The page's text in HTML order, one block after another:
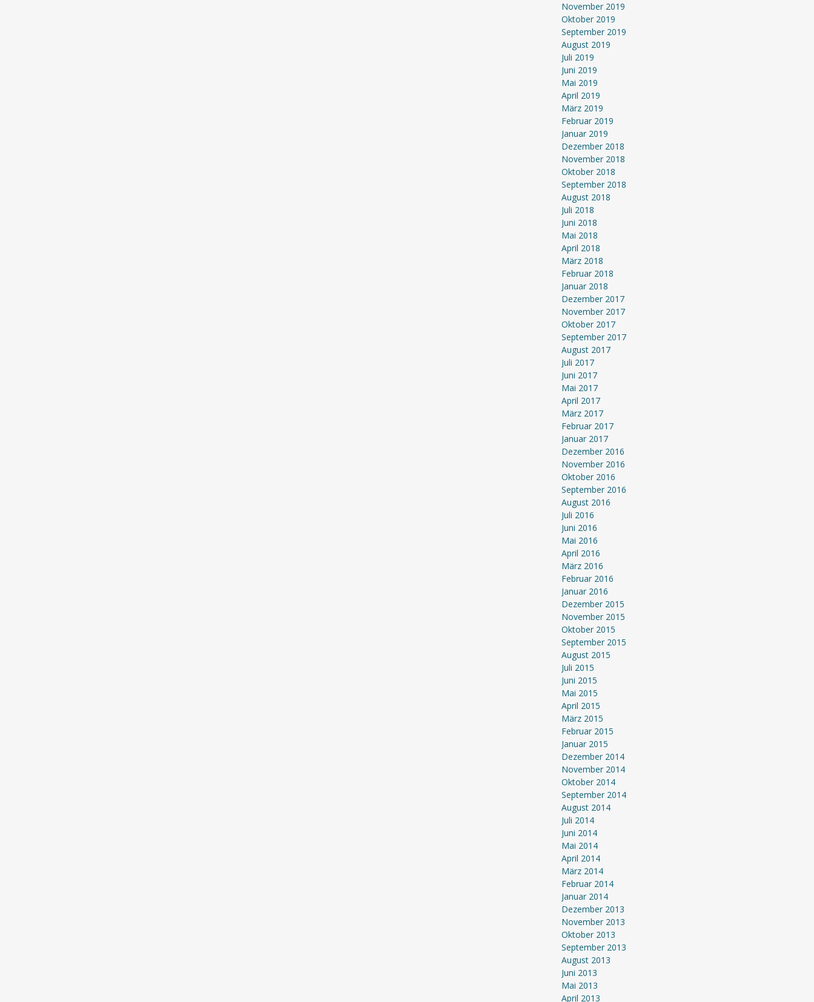
November 2019
Oktober 2019
September 2019
August 2019
Juli 2019
Juni 2019
Mai 2019
April 2019
März 2019
Februar 2019
Januar 2019
Dezember 2018
November 2018
Oktober 2018
September 2018
August 2018
Juli 2018
Juni 2018
Mai 2018
April 2018
März 2018
Februar 2018
Januar 2018
Dezember 2017
November 2017
Oktober 2017
September 2017
August 2017
Juli 2017
Juni 2017
Mai 2017
April 2017
März 2017
Februar 2017
Januar 2017
Dezember 2016
November 2016
Oktober 2016
September 2016
August 2016
Juli 2016
Juni 2016
Mai 2016
April 2016
März 2016
Februar 2016
Januar 2016
Dezember 2015
November 2015
Oktober 2015
September 2015
August 2015
Juli 2015
Juni 2015
Mai 2015
April 2015
März 2015
Februar 2015
Januar 2015
Dezember 2014
November 2014
Oktober 2014
September 2014
August 2014
Juli 2014
Juni 2014
Mai 2014
April 2014
März 2014
Februar 2014
Januar 2014
Dezember 2013
November 2013
Oktober 2013
September 2013
August 2013
Juni 2013
Mai 2013
April 2013